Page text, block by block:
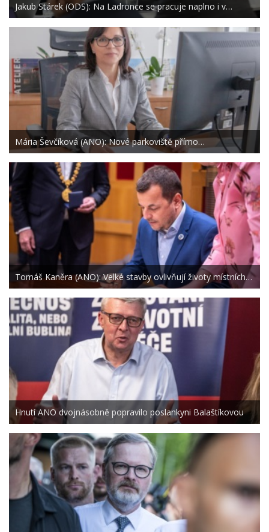
Jakub Stárek (ODS): Na Ladronce se pracuje naplno i v…
Mária Ševčíková (ANO): Nové parkoviště přímo…
Tomáš Kaněra (ANO): Velké stavby ovlivňují životy místních…
Hnutí ANO dvojnásobně popravilo poslankyni Balaštíkovou